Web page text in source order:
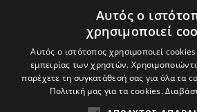
Ακολουθήστε μας
Αυτός ο
χρησιμοποιεί
Αυτός ο ιστότοπος χρησιμοποιεί
εμπειρίας των χρηστών.
παρέχετε τη συγκατάθεσή σας για όλα τα
Πολιτική μας για τα cookies.